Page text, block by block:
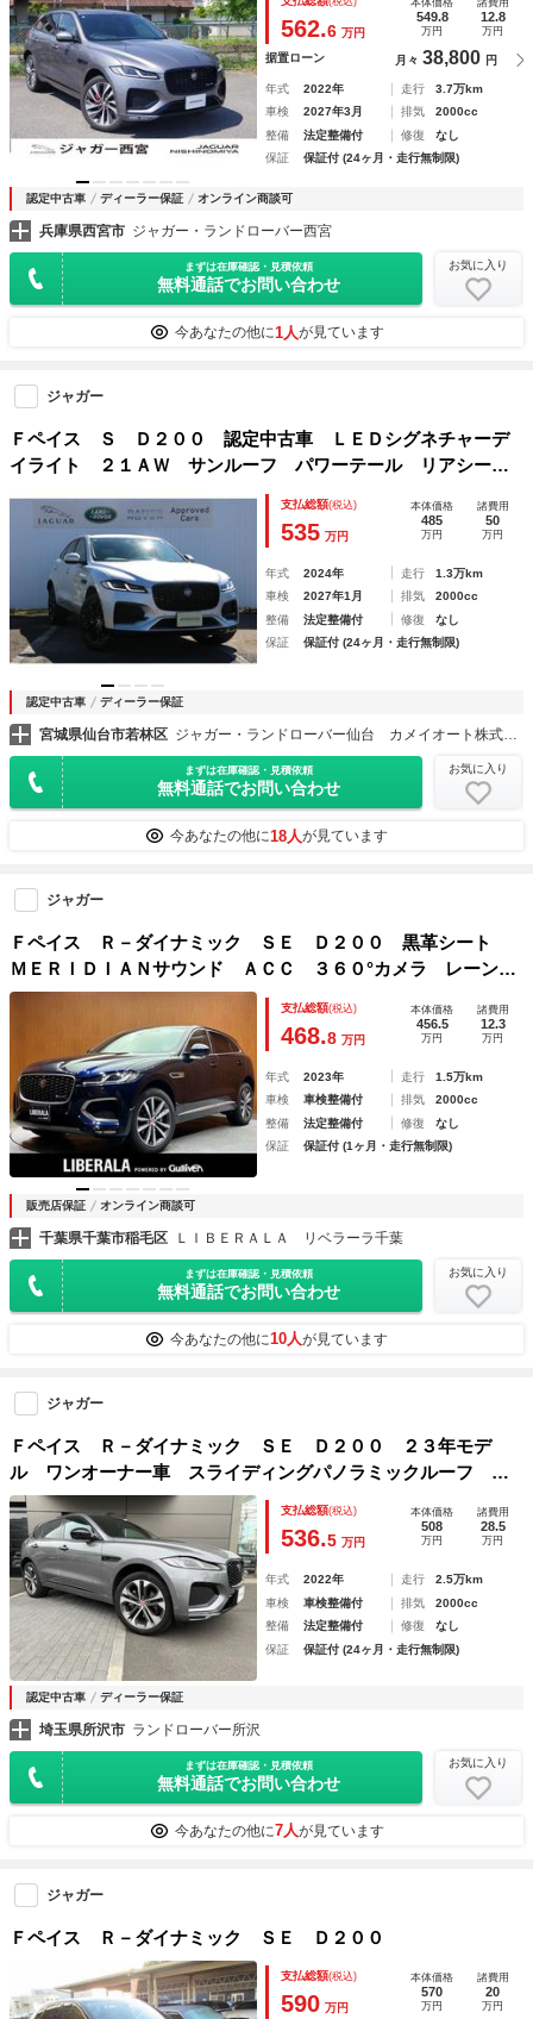
562.6 万円
549.8
万円
12.8
万円
据置ローン 月々 38,800 円
年式 2022年 走行
3.7万km
車検
2027年3月 排気
2000cc
整備
法定整備付 修復
なし
保証
保証付 (24ヶ月・走行無制限)
認定中古車 ディーラー保証 オンライン商談可
兵庫県西宮市 ジャガー・ランドローバー西宮
まずは在庫確認・見積依頼
無料通話でお問い合わせ
お気に入り
今あなたの他に1人が見ています
ジャガー
Ｆペイス Ｓ Ｄ２００ 認定中古車 ＬＥＤシグネチャーデ
イライト ２１ＡＷ サンルーフ パワーテール リアシート
リリース フロントシートヒーター コンフィギュアブルイン
テリアライト ステアリングＨ
支払総額(税込)
535 万円
本体価格
485
万円
諸費用
50
万円
年式 2024年 走行
1.3万km
車検
2027年1月 排気
2000cc
整備
法定整備付 修復
なし
保証
保証付 (24ヶ月・走行無制限)
認定中古車 ディーラー保証
宮城県仙台市若林区 ジャガー・ランドローバー仙台 カメイオート株式会社
まずは在庫確認・見積依頼
無料通話でお問い合わせ
お気に入り
今あなたの他に18人が見ています
ジャガー
Ｆペイス Ｒ－ダイナミック ＳＥ Ｄ２００ 黒革シート
ＭＥＲＩＤＩＡＮサウンド ＡＣＣ ３６０°カメラ レーンキ
ープ ナビ パワーシート シートヒーター 電動リアゲー
ト ＬＥＤヘッドライト ＵＳＢ 純正２０インチＡＷ ドラ
レコ ＥＴＣ
支払総額(税込)
468.8 万円
本体価格
456.5
万円
諸費用
12.3
万円
年式 2023年 走行
1.5万km
車検
車検整備付 排気
2000cc
整備
法定整備付 修復
なし
保証
保証付 (1ヶ月・走行無制限)
販売店保証 オンライン商談可
千葉県千葉市稲毛区 ＬＩＢＥＲＡＬＡ リベラーラ千葉
まずは在庫確認・見積依頼
無料通話でお問い合わせ
お気に入り
今あなたの他に10人が見ています
ジャガー
Ｆペイス Ｒ－ダイナミック ＳＥ Ｄ２００ ２３年モデ
ル ワンオーナー車 スライディングパノラミックルーフ ２
１インチアルミホイール 黒皮シート Ｆ電動シート（シート
ヒーター・ベンチレーション）電動テールゲート ＭＥＲＩＤ
ＩＡＮサウンド
支払総額(税込)
536.5 万円
本体価格
508
万円
諸費用
28.5
万円
年式 2022年 走行
2.5万km
車検
車検整備付 排気
2000cc
整備
法定整備付 修復
なし
保証
保証付 (24ヶ月・走行無制限)
認定中古車 ディーラー保証
埼玉県所沢市 ランドローバー所沢
まずは在庫確認・見積依頼
無料通話でお問い合わせ
お気に入り
今あなたの他に7人が見ています
ジャガー
Ｆペイス Ｒ－ダイナミック ＳＥ Ｄ２００
支払総額(税込)
590 万円
本体価格
570
万円
諸費用
20
万円